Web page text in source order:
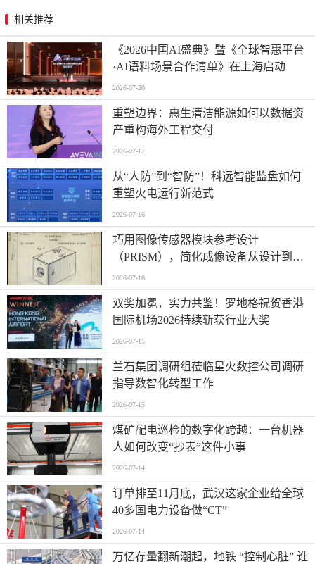
相关推荐
《2026中国AI盛典》暨《全球智惠平台
·AI语料场景合作清单》在上海启动
2026-07-20
重塑边界：惠生清洁能源如何以数据资
产重构海外工程交付
2026-07-17
从“人防”到“智防”！科远智能监盘如何
重塑火电运行新范式
2026-07-16
巧用图像传感器模块参考设计
（PRISM），简化成像设备从设计到制
造的全流程
2026-07-16
双奖加冕，实力共鉴！罗地格祝贺香港
国际机场2026持续斩获行业大奖
2026-07-15
兰石集团调研组莅临星火数控公司调研
指导数智化转型工作
2026-07-15
煤矿配电巡检的数字化跨越：一台机器
人如何改变“抄表”这件小事
2026-07-14
订单排至11月底，武汉这家企业给全球
40多国电力设备做“CT”
2026-07-14
万亿存量翻新潮起，地铁 “控制心脏” 谁